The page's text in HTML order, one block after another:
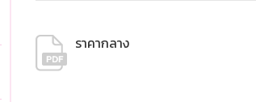
ราคากลาง